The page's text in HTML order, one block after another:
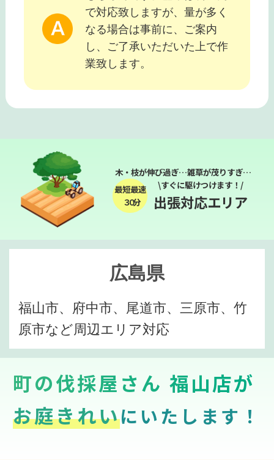
で対応致しますが、量が多く
なる場合は事前に、ご案内
し、ご了承いただいた上で作
業致します。
木・枝が伸び過ぎ…雑草が茂りすぎ…
最短最速
３０分
\すぐに駆けつけます！/
出張対応エリア
広島県
福山市、府中市、尾道市、三原市、竹
原市など周辺エリア対応
町の伐採屋さん 福山店が
お庭きれいにいたします！